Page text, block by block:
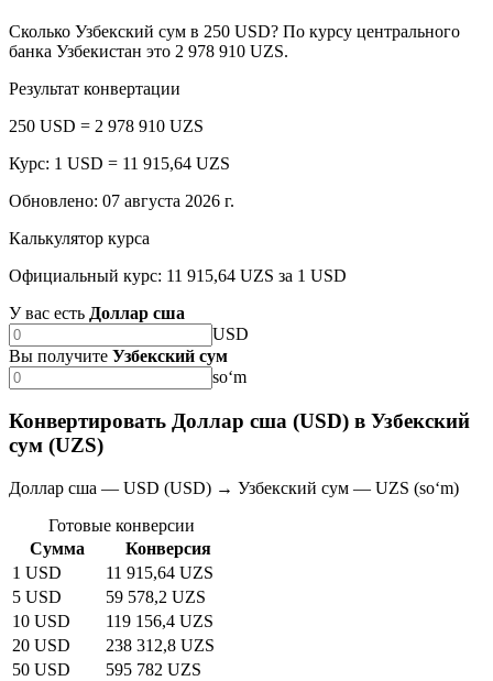
Сколько Узбекский сум в 250 USD? По курсу центрального
банка Узбекистан это 2 978 910 UZS.
Результат конвертации
250 USD = 2 978 910 UZS
Курс: 1 USD = 11 915,64 UZS
Обновлено: 07 августа 2026 г.
Калькулятор курса
Официальный курс: 11 915,64 UZS за 1 USD
У вас есть Доллар сша
USD
Вы получите Узбекский сум
soʻm
Конвертировать Доллар сша (USD) в Узбекский
сум (UZS)
Доллар сша — USD (USD) → Узбекский сум — UZS (soʻm)
Готовые конверсии
Сумма
Конверсия
1 USD
11 915,64 UZS
5 USD
59 578,2 UZS
10 USD
119 156,4 UZS
20 USD
238 312,8 UZS
50 USD
595 782 UZS